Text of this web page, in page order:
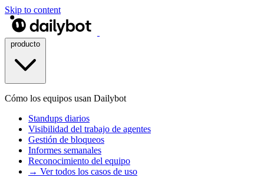
Skip to content
Cómo los equipos usan Dailybot
Standups diarios
Visibilidad del trabajo de agentes
Gestión de bloqueos
Informes semanales
Reconocimiento del equipo
→ Ver todos los casos de uso